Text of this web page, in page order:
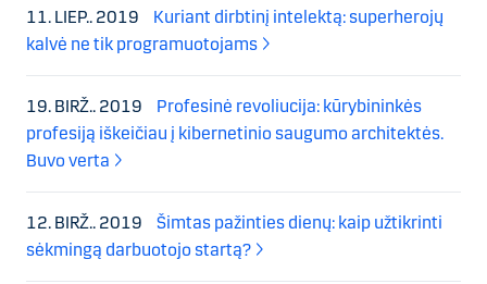
11. LIEP.. 2019
Kuriant dirbtinį intelektą: superherojų
kalvė ne tik programuotojams
19. BIRŽ.. 2019
Profesinė revoliucija: kūrybininkės
profesiją iškeičiau į kibernetinio saugumo architektės.
Buvo verta
12. BIRŽ.. 2019
Šimtas pažinties dienų: kaip užtikrinti
sėkmingą darbuotojo startą?